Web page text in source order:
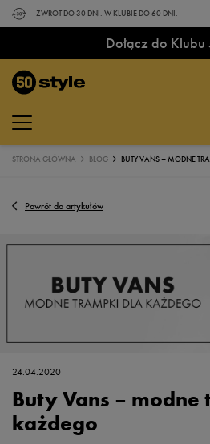
ZWROT DO 30 DNI. W KLUBIE DO 60 DNI.
Dołącz do Klubu
STRONA GŁÓWNA BLOG BUTY VANS – MODNE
Powrót do artykułów
24.04.2020
Buty Vans –
każdego